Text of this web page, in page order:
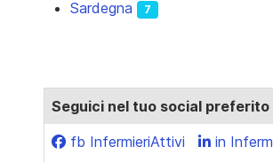
Sardegna 7
Seguici nel tuo social preferito
fb InfermieriAttivi
in